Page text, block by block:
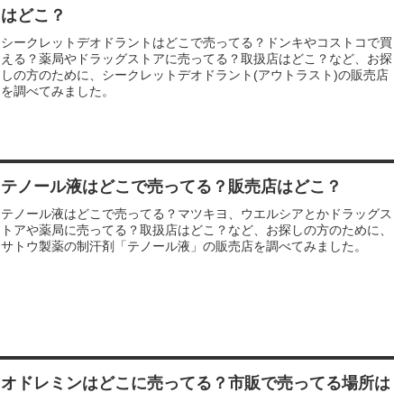
はどこ？
シークレットデオドラントはどこで売ってる？ドンキやコストコで買
える？薬局やドラッグストアに売ってる？取扱店はどこ？など、お探
しの方のために、シークレットデオドラント(アウトラスト)の販売店
を調べてみました。
テノール液はどこで売ってる？販売店はどこ？
テノール液はどこで売ってる？マツキヨ、ウエルシアとかドラッグス
トアや薬局に売ってる？取扱店はどこ？など、お探しの方のために、
サトウ製薬の制汗剤「テノール液」の販売店を調べてみました。
オドレミンはどこに売ってる？市販で売ってる場所は